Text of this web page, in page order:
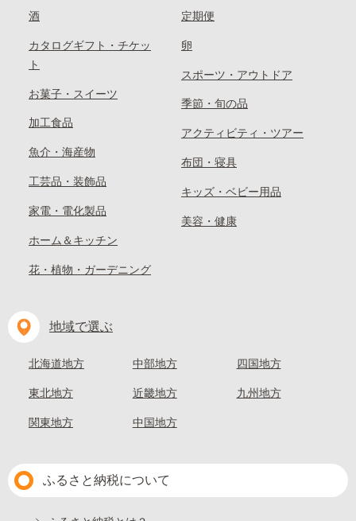
酒
カタログギフト・チケッ
ト
お菓子・スイーツ
加工食品
魚介・海産物
工芸品・装飾品
家電・電化製品
ホーム＆キッチン
花・植物・ガーデニング
定期便
卵
スポーツ・アウトドア
季節・旬の品
アクティビティ・ツアー
布団・寝具
キッズ・ベビー用品
美容・健康
地域で選ぶ
北海道地方
東北地方
関東地方
中部地方
近畿地方
中国地方
四国地方
九州地方
ふるさと納税について